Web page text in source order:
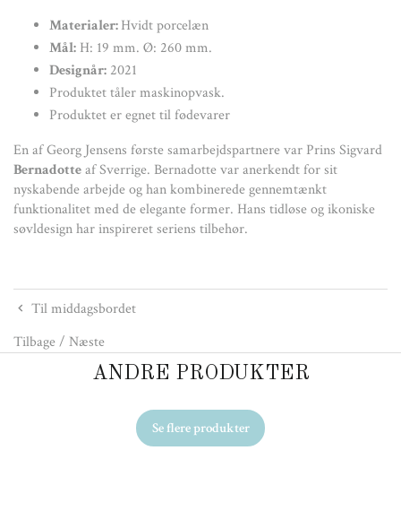
Materialer:Hvidt porcelæn
Mål: H: 19 mm. Ø: 260 mm.
Designår: 2021
Produktet tåler maskinopvask.
Produktet er egnet til fødevarer
En af Georg Jensens første samarbejdspartnere var Prins Sigvard
Bernadotteaf Sverrige. Bernadotte var anerkendt for sit
nyskabende arbejde og han kombinerede gennemtænkt
funktionalitet med de elegante former. Hans tidløse og ikoniske
søvldesign har inspireret seriens tilbehør.
Til middagsbordet
Tilbage/ Næste
ANDRE PRODUKTER
Se flere produkter